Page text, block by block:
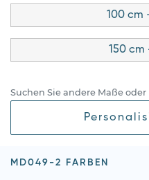
100 cm
150 cm
Suchen Sie andere Maße oder
MD049-2 FARBEN